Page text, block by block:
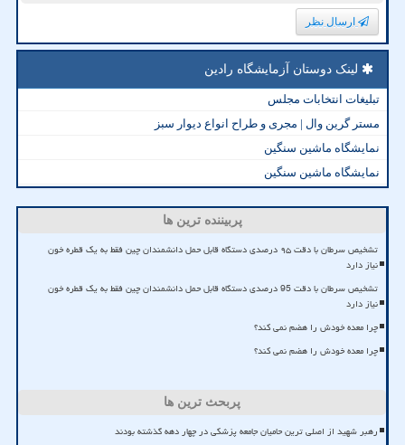
ارسال نظر
لینک دوستان آزمایشگاه رادین
تبلیغات انتخابات مجلس
مستر گرین وال | مجری و طراح انواع دیوار سبز
نمایشگاه ماشین سنگین
نمایشگاه ماشین سنگین
پربیننده ترین ها
تشخیص سرطان با دقت ۹۵ درصدی دستگاه قابل حمل دانشمندان چین فقط به یک قطره خون
نیاز دارد
تشخیص سرطان با دقت 95 درصدی دستگاه قابل حمل دانشمندان چین فقط به یک قطره خون
نیاز دارد
چرا معده خودش را هضم نمی کند؟
چرا معده خودش را هضم نمی کند؟
پربحث ترین ها
رهبر شهید از اصلی ترین حامیان جامعه پزشکی در چهار دهه گذشته بودند